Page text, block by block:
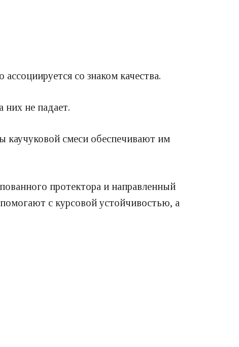
со знаком качества.
них не падает.
каучуковой смеси обеспечивают им
протектора и направленный
с курсовой устойчивостью, а